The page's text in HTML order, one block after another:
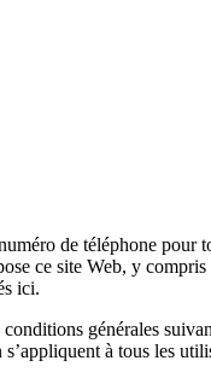
de téléphone pour
ce site Web, y
ici.
générales
à tous les